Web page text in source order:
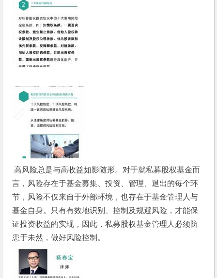
高风险总是与高收益如影随形。对于就私募股权基金而
言，风险存在于基金募集、投资、管理、退出的每个环
节，风险不仅来自于外部环境，也存在于基金管理人与
基金自身。只有有效地识别、控制及规避风险，才能保
证投资收益的实现，因此，私募股权基金管理人必须防
患于未然，做好风险控制。